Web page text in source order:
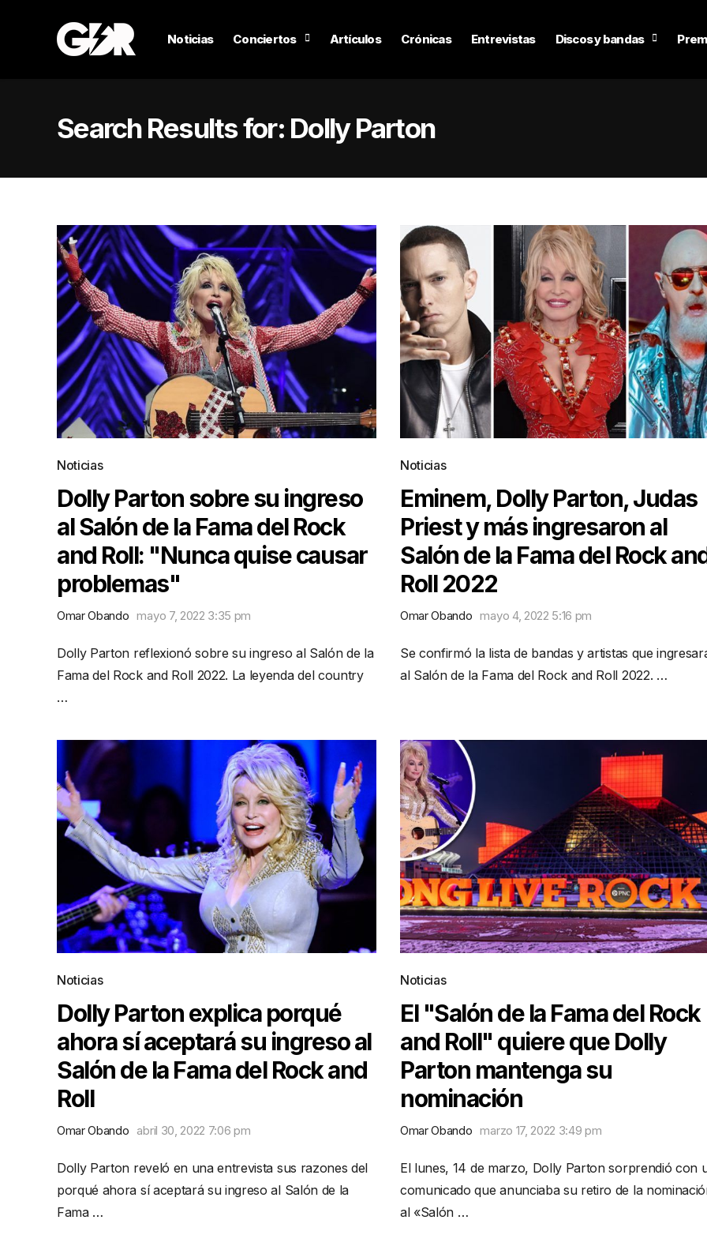
Noticias Conciertos Artículos Crónicas Entrevistas Discos y bandas
Search Results for: Dolly Parton
Noticias
Dolly Parton sobre su ingreso
al Salón de la Fama del Rock
and Roll: "Nunca quise causar
problemas"
Omar Obando mayo 7, 2022 3:35 pm
Dolly Parton reflexionó sobre su ingreso al Salón de la
Fama del Rock and Roll 2022. La leyenda del country
…
Noticias
Eminem, Dolly Parton, Judas
Priest y más ingresaron al
Salón de la Fama del Rock
Roll 2022
Omar Obando mayo 4, 2022 5:16 pm
Se confirmó la lista de bandas y artistas que
al Salón de la Fama del Rock and Roll 2022. …
Noticias
Dolly Parton explica porqué
ahora sí aceptará su ingreso al
Salón de la Fama del Rock and
Roll
Omar Obando abril 30, 2022 7:06 pm
Dolly Parton reveló en una entrevista sus razones del
porqué ahora sí aceptará su ingreso al Salón de la
Fama …
Noticias
El "Salón de la Fama del Rock
and Roll" quiere que Dolly
Parton mantenga su
nominación
Omar Obando marzo 17, 2022 3:49 pm
El lunes, 14 de marzo, Dolly Parton sorprendió con
comunicado que anunciaba su retiro de la
al «Salón …